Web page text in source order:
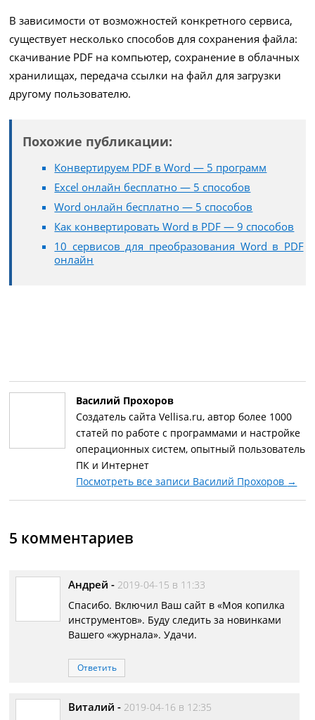
В зависимости от возможностей конкретного сервиса,
существует несколько способов для сохранения файла:
скачивание PDF на компьютер, сохранение в облачных
хранилищах, передача ссылки на файл для загрузки
другому пользователю.
Похожие публикации:
Конвертируем PDF в Word — 5 программ
Excel онлайн бесплатно — 5 способов
Word онлайн бесплатно — 5 способов
Как конвертировать Word в PDF — 9 способов
10 сервисов для преобразования Word в PDF
онлайн
Василий Прохоров
Создатель сайта Vellisa.ru, автор более 1000
статей по работе с программами и настройке
операционных систем, опытный пользователь
ПК и Интернет
Посмотреть все записи Василий Прохоров →
5 комментариев
Андрей - 2019-04-15 в 11:33
Спасибо. Включил Ваш сайт в «Моя копилка
инструментов». Буду следить за новинками
Вашего «журнала». Удачи.
Ответить
Виталий - 2019-04-16 в 12:35